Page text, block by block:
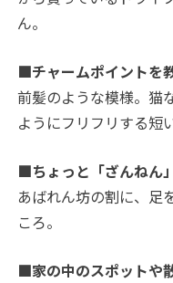
ん。
■チャームポイントを
前髪のような模様。猫
ようにフリフリする短
■ちょっと「ざんねん
あばれん坊の割に、足
ころ。
■家の中のスポットや